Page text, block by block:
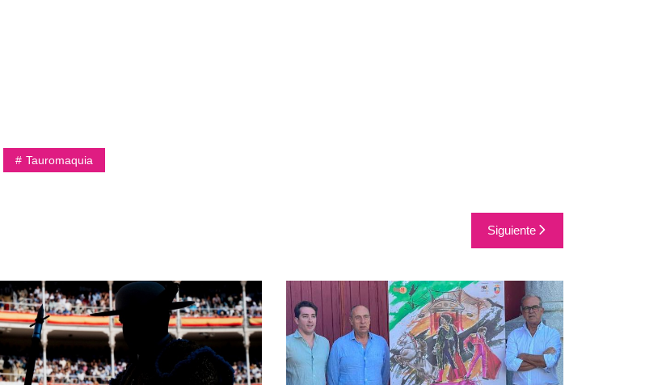
Tauromaquia
Siguiente